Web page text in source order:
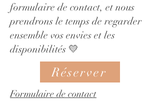
formulaire de contact, et nous
prendrons le temps de regarder
ensemble vos envies et les
disponibilités 💛
Réserver
Formulaire de contact